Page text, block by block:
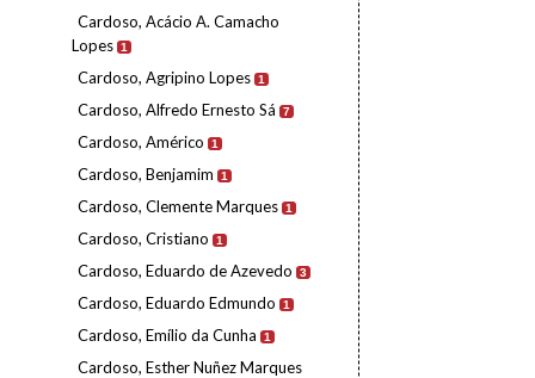
Cardoso, Acácio A. Camacho
Lopes 1
Cardoso, Agripino Lopes 1
Cardoso, Alfredo Ernesto Sá 7
Cardoso, Américo 1
Cardoso, Benjamim 1
Cardoso, Clemente Marques 1
Cardoso, Cristiano 1
Cardoso, Eduardo de Azevedo 3
Cardoso, Eduardo Edmundo 1
Cardoso, Emílio da Cunha 1
Cardoso, Esther Nuñez Marques